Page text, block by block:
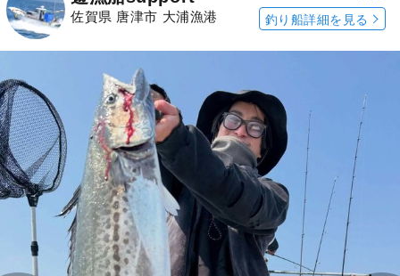
佐賀県 唐津市 大浦漁港 釣り船詳細を見る